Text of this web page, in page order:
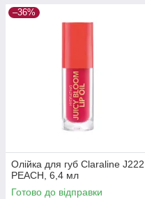
–36%
Олійка для губ Claraline J222
PEACH, 6,4 мл
Готово до відправки